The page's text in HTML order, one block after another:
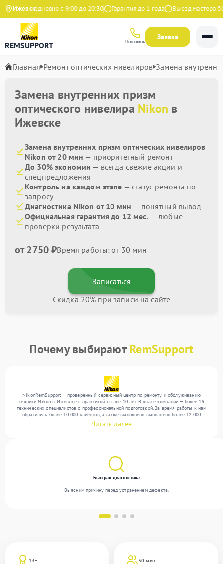
Ижевск
Ежедневно с 9:00 до 20:30 Гарантия до 1 года Выезд мастера
REMSUPPORT Позвонить
Заявка
Главная Ремонт оптических нивелиров Замена
Замена внутренних призм
оптического нивелира Nikon в
Ижевске
Замена внутренних призм оптических нивелиров
Nikon от 20 мин — приоритетный ремонт
До 30% экономии — всегда свежие акции и
спецпредложения
Контроль на каждом этапе — статус ремонта по
запросу
Диагностика Nikon от 10 мин — понятный вывод
Официальная гарантия до 12 мес. — любые
проверки результата
от 2750 ₽Время работы: от 30 мин
Записаться
Скидка 20% при записи на сайте
Почему выбираютRemSupport
NikonRemSupport — проверенный сервисный центр по ремонту и обслуживанию
техники Nikon в Ижевске с практикой свыше 10 лет. В штате компании — более 19
технических специалистов с профессиональной подготовкой. За время работы к нам
обратились более 10 000 клиентов, а также выполнено выполнено более 12 000
ремонтов. Ежемесячно в сервисный центр поступает свыше 300 единиц техники,
включая , , . Мы беремся за задачи любой сложности и обеспечиваем надежный
Читать далее
13+
30 мин
Быстрая диагностика
Выясним причину перед устранением дефекта.